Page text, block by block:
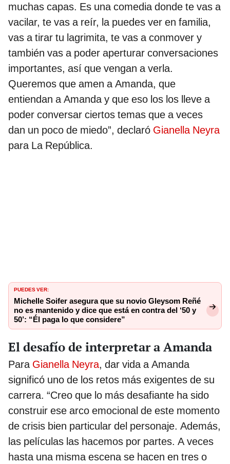
muchas capas. Es una comedia donde te vas a
vacilar, te vas a reír, la puedes ver en familia,
vas a tirar tu lagrimita, te vas a conmover y
también vas a poder aperturar conversaciones
importantes, así que vengan a verla.
Queremos que amen a Amanda, que
entiendan a Amanda y que eso los los lleve a
poder conversar ciertos temas que a veces
dan un poco de miedo”, declaró Gianella Neyra
para La República.
PUEDES VER:
Michelle Soifer asegura que su novio Gleysom Reñé
no es mantenido y dice que está en contra del ‘50 y
50’: “Él paga lo que considere”
El desafío de interpretar a Amanda
Para Gianella Neyra, dar vida a Amanda
significó uno de los retos más exigentes de su
carrera. “Creo que lo más desafiante ha sido
construir ese arco emocional de este momento
de crisis bien particular del personaje. Además,
las películas las hacemos por partes. A veces
hasta una misma escena se hacen en tres o